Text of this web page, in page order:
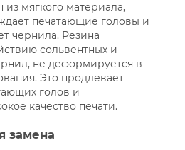
из мягкого материала,
печатающие головы и
чернила. Резина
сольвентных и
не деформируется в
Это продлевает
голов и
качество печати.
замена